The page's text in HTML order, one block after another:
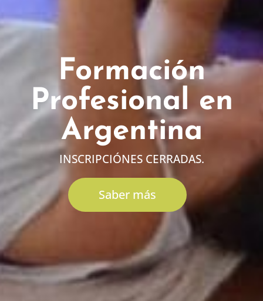
Formación
Profesional en
Argentina
INSCRIPCIÓNES CERRADAS.
Saber más